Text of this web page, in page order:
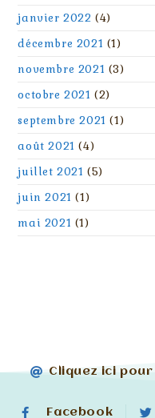
janvier 2022 (4)
décembre 2021 (1)
novembre 2021 (3)
octobre 2021 (2)
septembre 2021 (1)
août 2021 (4)
juillet 2021 (5)
juin 2021 (1)
mai 2021 (1)
Cliquez ici
Facebook